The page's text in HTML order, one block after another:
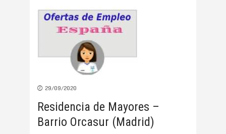
29/09/2020
Residencia de Mayores –
Barrio Orcasur (Madrid)